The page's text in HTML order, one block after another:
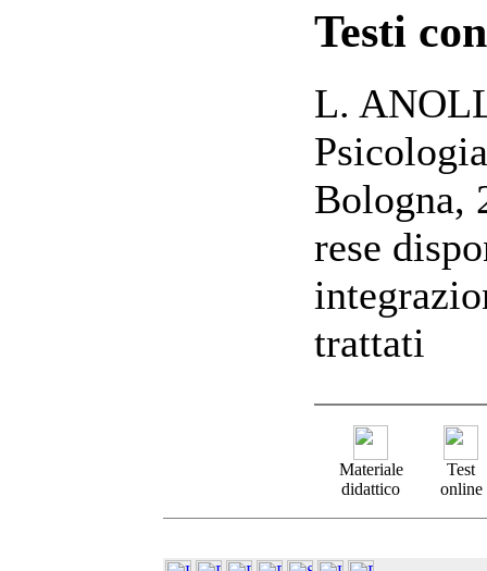
Testi
L.
Bologna,
rese
trattati
Materiale
didattico
Test
online